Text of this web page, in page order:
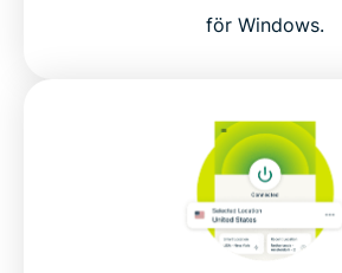
för Windows.